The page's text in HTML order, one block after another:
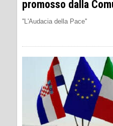
promosso dalla
''L'Audacia della Pace''